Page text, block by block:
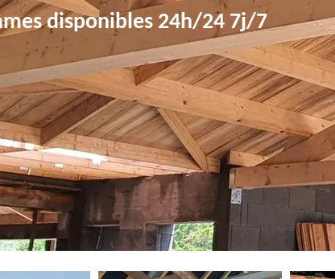
disponibles 24h/24 7j/7